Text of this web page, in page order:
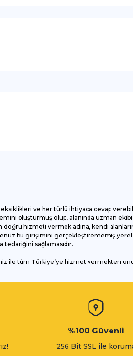
Gönder
ve her türlü ihtiyaca cevap
oluşturmuş olup, alanında uzman ekibi
hizmeti vermek adına, kendi
bu girişimini gerçekleştirememiş yerel
sağlamasıdır.
ile tüm Türkiye’ye hizmet vermekten
%100 Güvenli
256 Bit SSL ile